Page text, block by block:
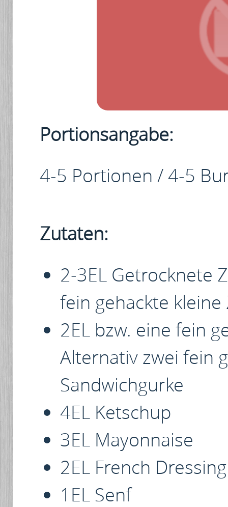
Portionsangabe:
4-5 Portionen / 4-5
Zutaten:
2-3EL Getrocknete
fein gehackte kleine
2EL bzw. eine fein
Alternativ zwei fein
Sandwichgurke
4EL Ketschup
3EL Mayonnaise
2EL French Dressing
1EL Senf